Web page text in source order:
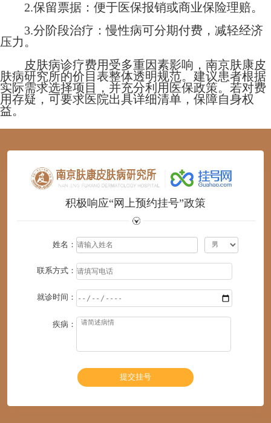
2.保留票据：便于医保报销或商业保险理赔。
3.分阶段治疗：慢性病可分期付费，减轻经济
压力。
皮肤病诊疗费用受多重因素影响，南京肤康皮
肤病研究所的价目表整体透明规范。建议患者根据
实际需求选择项目，并充分利用医保政策。若对费
用存疑，可要求医院出具详细清单，保障自身权
益。
积极响应“网上预约挂号”政策
姓名：
联系方式：
就诊时间：
疾病：